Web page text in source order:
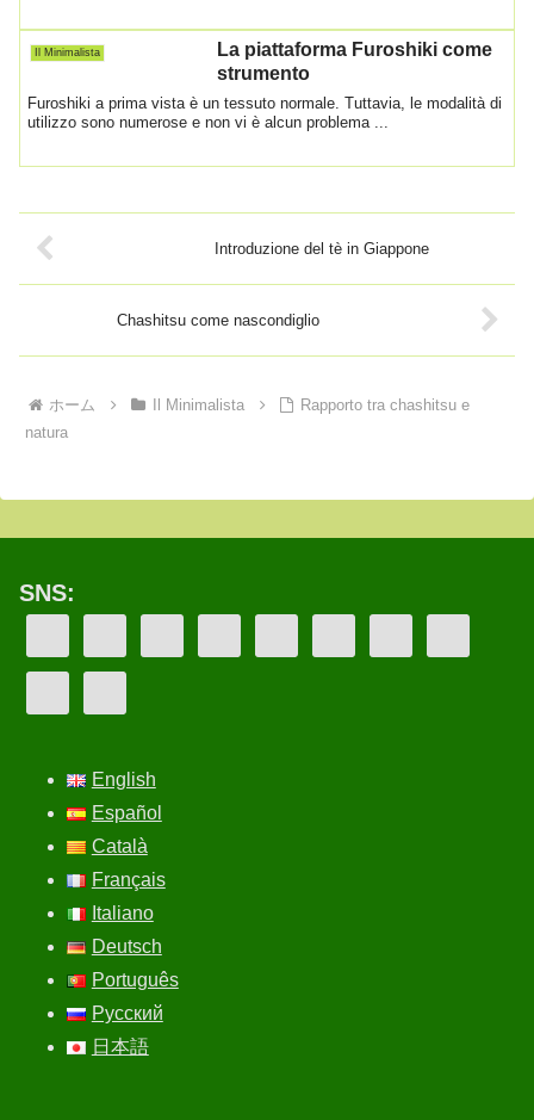
Il Minimalista
La piattaforma Furoshiki come
strumento
Furoshiki a prima vista è un tessuto normale. Tuttavia, le modalità di
utilizzo sono numerose e non vi è alcun problema ...
Introduzione del tè in Giappone
Chashitsu come nascondiglio
ホーム Il Minimalista
Rapporto tra chashitsu e
natura
SNS:
English
Español
Català
Français
Italiano
Deutsch
Português
Русский
日本語